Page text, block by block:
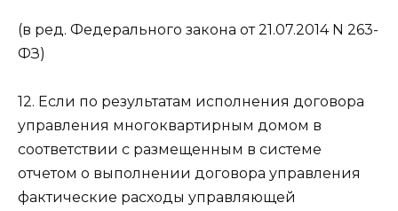
(в ред. Федерального закона от 21.07.2014 N 263-
ФЗ)
12. Если по результатам исполнения договора
управления многоквартирным домом в
соответствии с размещенным в системе
отчетом о выполнении договора управления
фактические расходы управляющей